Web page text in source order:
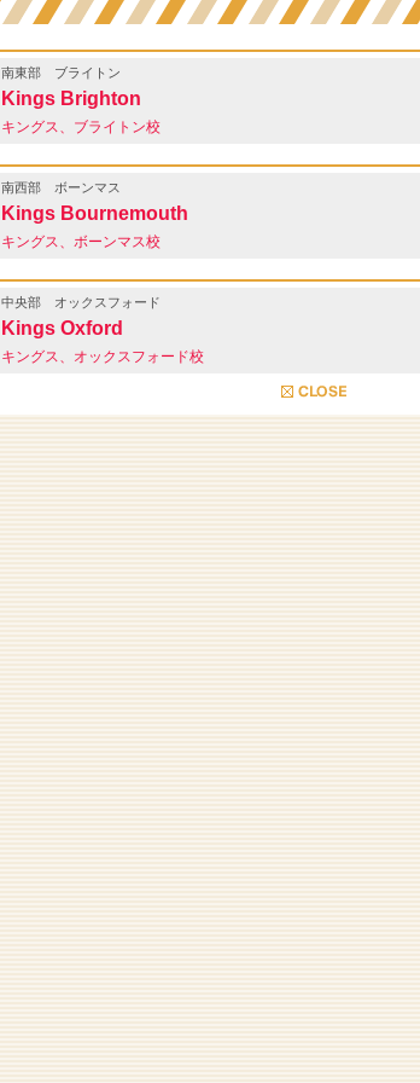
南東部 ブライトン
Kings Brighton
キングス、ブライトン校
南西部 ボーンマス
Kings Bournemouth
キングス、ボーンマス校
中央部 オックスフォード
Kings Oxford
キングス、オックスフォード校